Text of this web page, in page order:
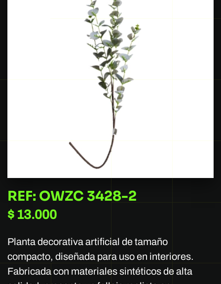
REF: OWZC 3428-2
$ 13.000
Planta decorativa artificial de tamaño
compacto, diseñada para uso en interiores.
Fabricada con materiales sintéticos de alta